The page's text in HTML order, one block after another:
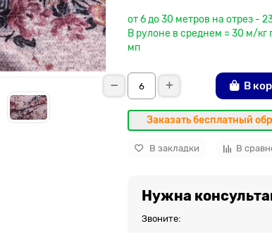
от 6 до 30 метров на отрез -
В рулоне в среднем = 30 м/кг
мп
В
Заказать бесплатный
В закладки В
Нужна
Звоните: